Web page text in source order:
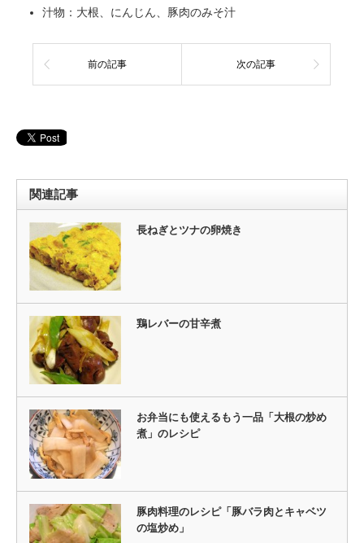
汁物：大根、にんじん、豚肉のみそ汁
前の記事 次の記事
関連記事
長ねぎとツナの卵焼き
鶏レバーの甘辛煮
お弁当にも使えるもう一品「大根の炒め
煮」のレシピ
豚肉料理のレシピ「豚バラ肉とキャベツ
の塩炒め」